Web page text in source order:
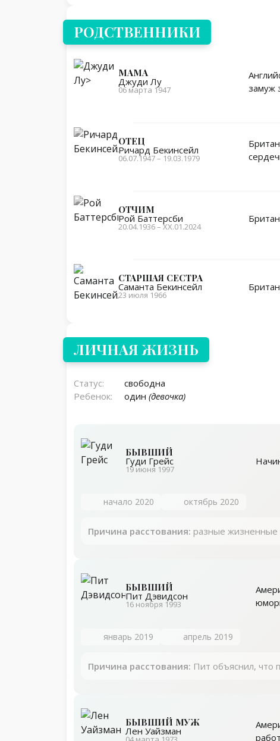
РОДСТВЕННИКИ
МАМА
Джуди Лу
06 марта 1947
замуж
ОТЕЦ
Ричард Бекинсейл
06.07.1947 – 19.03.1979
ОТЧИМ
Рой Баттерсби
20.04.1936 – ХХ.01.2024
СТАРШАЯ СЕСТРА
Саманта Бекинсейл
23 июля 1966
ЛИЧНАЯ ЖИЗНЬ
Статус:
свободна
Ребенок:
один (девочка)
БЫВШИЙ
Гуди Грейс
19 июня 1997
начало 2020 октябрь 2020
Причина расстования: разные жизненные
БЫВШИЙ
Пит Дэвидсон
16 ноября 1993
январь 2019 апрель 2019
Причина расстования: Пит объяснил, что
БЫВШИЙ МУЖ
Лен Уайзман